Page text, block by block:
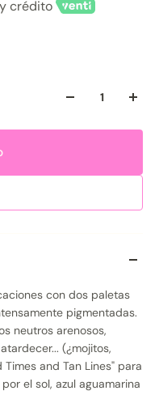
crédito
con dos paletas
pigmentadas.
neutros arenosos,
(¿mojitos,
and Tan Lines" para
el sol, azul aguamarina